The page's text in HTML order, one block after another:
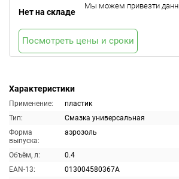
Характеристики
Применение:
пластик
Тип:
Смазка универсальная
Форма
выпуска:
аэрозоль
Объём, л:
0.4
EAN-13:
013004580367A
Нет на складе
Мы можем привезти
Посмотреть цены и сроки